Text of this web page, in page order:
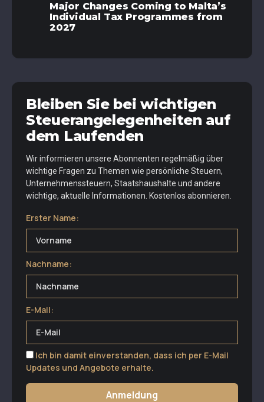
Major Changes Coming to Malta’s
Individual Tax Programmes from
2027
Bleiben Sie bei wichtigen
Steuerangelegenheiten auf
dem Laufenden
Wir informieren unsere Abonnenten regelmäßig über
wichtige Fragen zu Themen wie persönliche Steuern,
Unternehmenssteuern, Staatshaushalte und andere
wichtige, aktuelle Informationen. Kostenlos abonnieren.
Erster Name:
Nachname:
E-Mail:
Ich bin damit einverstanden, dass ich per E-Mail
Updates und Angebote erhalte.
Anmeldung